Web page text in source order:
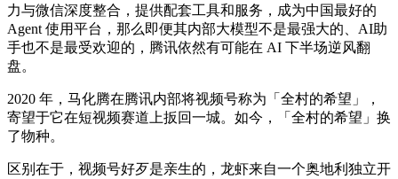
力与微信深度整合，提供配套工具和服务，成为中国最好的
Agent 使用平台，那么即便其内部大模型不是最强大的、AI助
手也不是最受欢迎的，腾讯依然有可能在 AI 下半场逆风翻
盘。
2020 年，马化腾在腾讯内部将视频号称为「全村的希望」，
寄望于它在短视频赛道上扳回一城。如今，「全村的希望」换
了物种。
区别在于，视频号好歹是亲生的，龙虾来自一个奥地利独立开